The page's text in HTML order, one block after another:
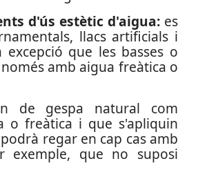
d'ús estètic d'aigua: es
llacs artificials i
que les basses o
amb aigua freàtica o
de gespa natural com
o freàtica i que s'apliquin
regar en cap cas amb
exemple, que no suposi